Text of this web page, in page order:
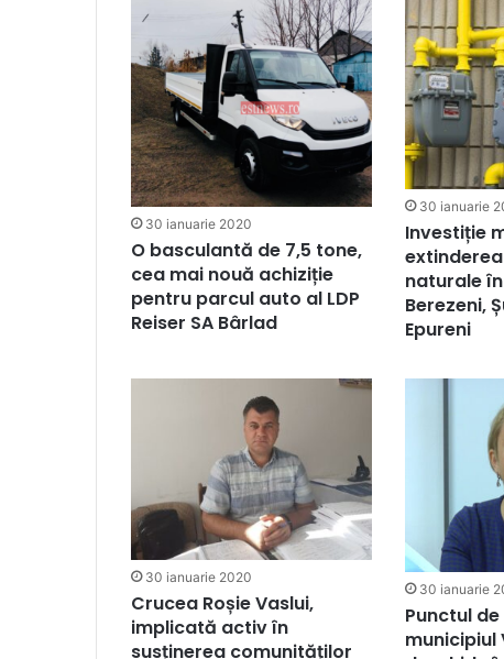
30 ianuarie 2020
O basculantă de 7,5 tone,
cea mai nouă achiziție
pentru parcul auto al LDP
Reiser SA Bârlad
30 ianuarie
Investiție
naturale
Berezeni,
Epureni
30 ianuarie 2020
Crucea Roșie Vaslui,
implicată activ în
susținerea comunităților
30 ianuarie
Punctul
municipiul